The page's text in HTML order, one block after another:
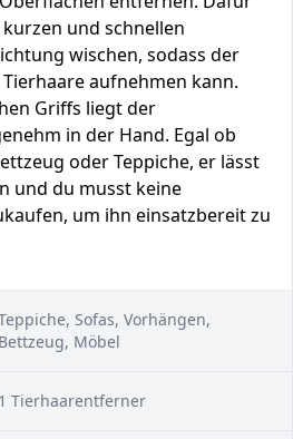
und schnellen
wischen, sodass der
aufnehmen kann.
Griffs liegt der
in der Hand. Egal ob
oder Teppiche, er lässt
und du musst keine
um ihn einsatzbereit zu
Sofas, Vorhängen,
Bettzeug, Möbel
1 Tierhaarentferner